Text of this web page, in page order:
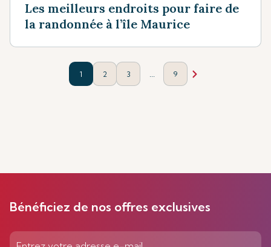
Les meilleurs endroits pour faire de
la randonnée à l’île Maurice
1 2 3 9
Bénéficiez de nos offres exclusives